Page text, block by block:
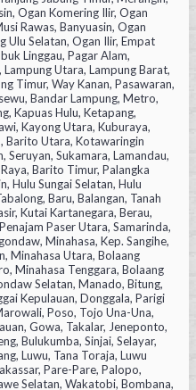
Ogan Komering Ilir, Ogan
Rawas, Banyuasin, Ogan
Ulu Selatan, Ogan Ilir, Empat
Linggau, Pagar Alam,
Utara, Lampung Barat,
Timur, Way Kanan, Pasawaran,
Bandar Lampung, Metro,
Kapuas Hulu, Ketapang,
Kayong Utara, Kuburaya,
Barito Utara, Kotawaringin
Sukamara, Lamandau,
Barito Timur, Palangka
Hulu Sungai Selatan, Hulu
Baru, Balangan, Tanah
Kutai Kartanegara, Berau,
Paser Utara, Samarinda,
Minahasa, Kep. Sangihe,
Minahasa Utara, Bolaang
Minahasa Tenggara, Bolaang
Selatan, Manado, Bitung,
Kepulauan, Donggala, Parigi
Poso, Tojo Una-Una,
Gowa, Takalar, Jeneponto,
Bulukumba, Sinjai, Selayar,
Luwu, Tana Toraja, Luwu
Pare-Pare, Palopo,
Selatan, Wakatobi, Bombana,